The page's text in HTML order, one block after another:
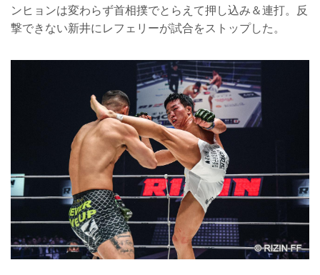
ンヒョンは変わらず首相撲でとらえて押し込み＆連打。反
撃できない新井にレフェリーが試合をストップした。